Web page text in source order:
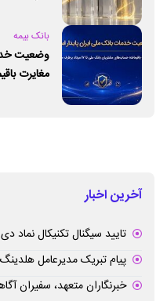
بانک بیمه
وضعیت
آخرین اخبار
تایید سیگنال تکنیکال نماد
پیام تبریک مدیرعامل
خبرنگاران متعهد، سفیران